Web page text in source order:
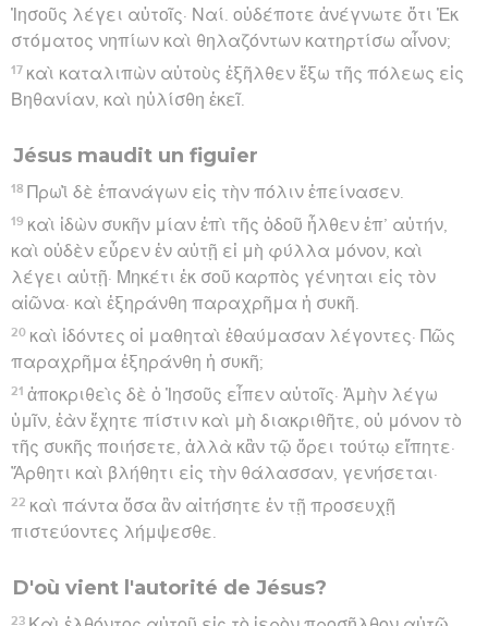
Ἰησοῦς λέγει αὐτοῖς· Ναί. οὐδέποτε ἀνέγνωτε ὅτι Ἐκ
στόματος νηπίων καὶ θηλαζόντων κατηρτίσω αἶνον;
17 καὶ καταλιπὼν αὐτοὺς ἐξῆλθεν ἔξω τῆς πόλεως εἰς
Βηθανίαν, καὶ ηὐλίσθη ἐκεῖ.
Jésus maudit un figuier
18 Πρωῒ δὲ ἐπανάγων εἰς τὴν πόλιν ἐπείνασεν.
19 καὶ ἰδὼν συκῆν μίαν ἐπὶ τῆς ὁδοῦ ἦλθεν ἐπ’ αὐτήν,
καὶ οὐδὲν εὗρεν ἐν αὐτῇ εἰ μὴ φύλλα μόνον, καὶ
λέγει αὐτῇ· Μηκέτι ἐκ σοῦ καρπὸς γένηται εἰς τὸν
αἰῶνα· καὶ ἐξηράνθη παραχρῆμα ἡ συκῆ.
20 καὶ ἰδόντες οἱ μαθηταὶ ἐθαύμασαν λέγοντες· Πῶς
παραχρῆμα ἐξηράνθη ἡ συκῆ;
21 ἀποκριθεὶς δὲ ὁ Ἰησοῦς εἶπεν αὐτοῖς· Ἀμὴν λέγω
ὑμῖν, ἐὰν ἔχητε πίστιν καὶ μὴ διακριθῆτε, οὐ μόνον τὸ
τῆς συκῆς ποιήσετε, ἀλλὰ κἂν τῷ ὄρει τούτῳ εἴπητε·
Ἄρθητι καὶ βλήθητι εἰς τὴν θάλασσαν, γενήσεται·
22 καὶ πάντα ὅσα ἂν αἰτήσητε ἐν τῇ προσευχῇ
πιστεύοντες λήμψεσθε.
D'où vient l'autorité de Jésus?
23